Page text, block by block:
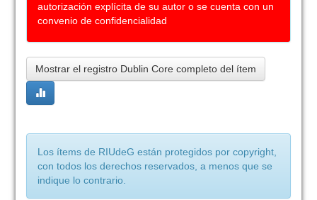
autorización explícita de su autor o se cuenta con un
convenio de confidencialidad
Mostrar el registro Dublin Core completo del ítem
Los ítems de RIUdeG están protegidos por copyright,
con todos los derechos reservados, a menos que se
indique lo contrario.